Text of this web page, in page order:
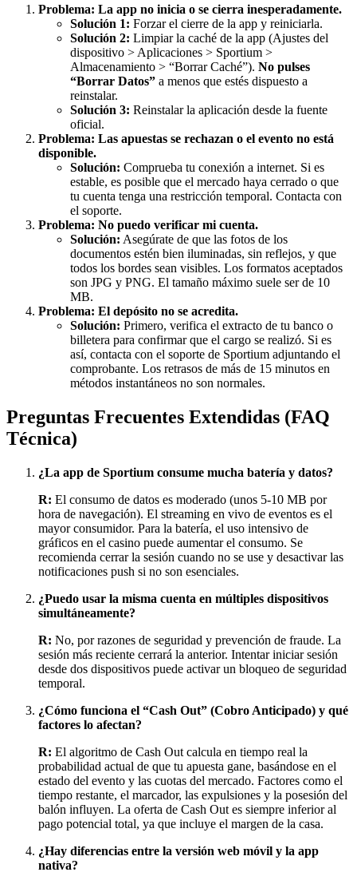
Problema: La app no inicia o se cierra inesperadamente.
Solución 1: Forzar el cierre de la app y reiniciarla.
Solución 2: Limpiar la caché de la app (Ajustes del
dispositivo > Aplicaciones > Sportium >
Almacenamiento > “Borrar Caché”). No pulses
“Borrar Datos” a menos que estés dispuesto a
reinstalar.
Solución 3: Reinstalar la aplicación desde la fuente
oficial.
Problema: Las apuestas se rechazan o el evento no está
disponible.
Solución: Comprueba tu conexión a internet. Si es
estable, es posible que el mercado haya cerrado o que
tu cuenta tenga una restricción temporal. Contacta con
el soporte.
Problema: No puedo verificar mi cuenta.
Solución: Asegúrate de que las fotos de los
documentos estén bien iluminadas, sin reflejos, y que
todos los bordes sean visibles. Los formatos aceptados
son JPG y PNG. El tamaño máximo suele ser de 10
MB.
Problema: El depósito no se acredita.
Solución: Primero, verifica el extracto de tu banco o
billetera para confirmar que el cargo se realizó. Si es
así, contacta con el soporte de Sportium adjuntando el
comprobante. Los retrasos de más de 15 minutos en
métodos instantáneos no son normales.
Preguntas Frecuentes Extendidas (FAQ
Técnica)
¿La app de Sportium consume mucha batería y datos?
R: El consumo de datos es moderado (unos 5-10 MB por
hora de navegación). El streaming en vivo de eventos es el
mayor consumidor. Para la batería, el uso intensivo de
gráficos en el casino puede aumentar el consumo. Se
recomienda cerrar la sesión cuando no se use y desactivar las
notificaciones push si no son esenciales.
¿Puedo usar la misma cuenta en múltiples dispositivos
simultáneamente?
R: No, por razones de seguridad y prevención de fraude. La
sesión más reciente cerrará la anterior. Intentar iniciar sesión
desde dos dispositivos puede activar un bloqueo de seguridad
temporal.
¿Cómo funciona el “Cash Out” (Cobro Anticipado) y qué
factores lo afectan?
R: El algoritmo de Cash Out calcula en tiempo real la
probabilidad actual de que tu apuesta gane, basándose en el
estado del evento y las cuotas del mercado. Factores como el
tiempo restante, el marcador, las expulsiones y la posesión del
balón influyen. La oferta de Cash Out es siempre inferior al
pago potencial total, ya que incluye el margen de la casa.
¿Hay diferencias entre la versión web móvil y la app
nativa?